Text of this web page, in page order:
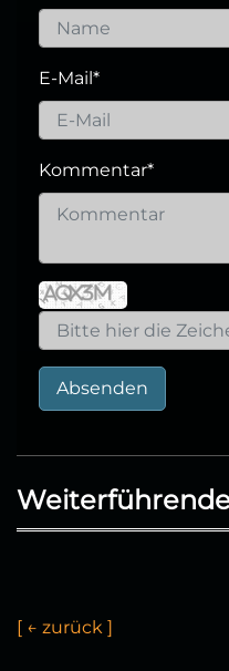
E-Mail*
Kommentar*
Absenden
[ ← zurück ]